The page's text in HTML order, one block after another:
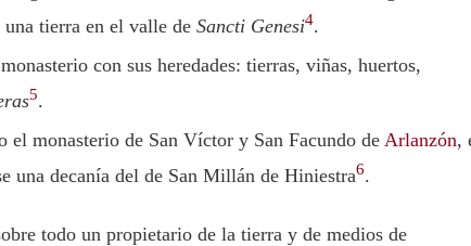
una tierra en el valle de Sancti Genesi4.
con sus heredades: tierras, viñas, huertos,
5.
monasterio de San Víctor y San Facundo de Arlanzón,
una decanía del de San Millán de Hiniestra6.
todo un propietario de la tierra y de medios de